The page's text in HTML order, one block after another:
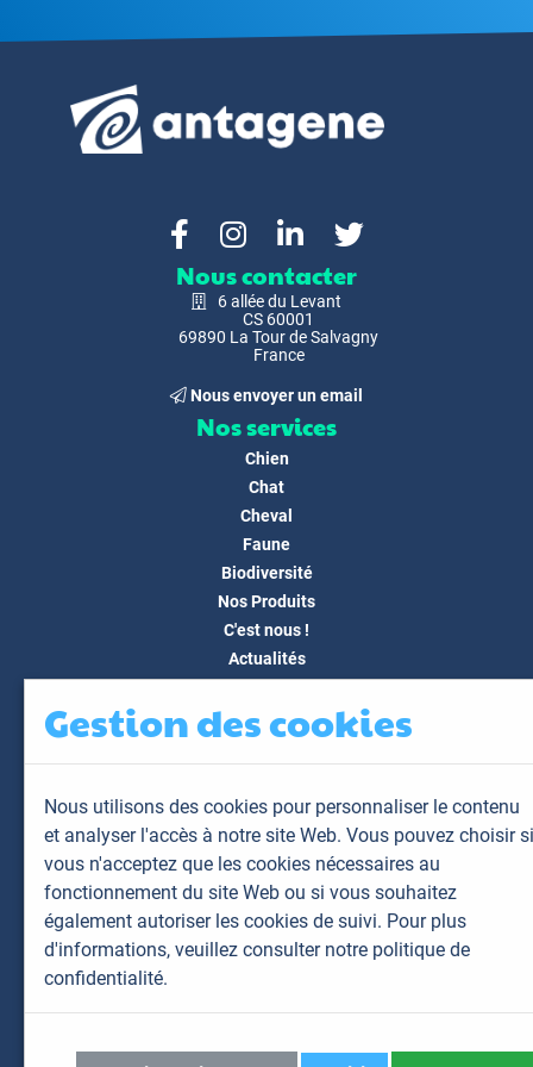
Nous contacter
6 allée du Levant
CS 60001
69890 La Tour de Salvagny
France
Nous envoyer un email
Nos services
Chien
Chat
Cheval
Faune
Biodiversité
Nos Produits
C'est nous !
Actualités
FAQ
Mon espace
Mes animaux
Mes résultats
Mes commandes
Mes factures
Gestion des cookies
Nous utilisons des cookies pour personnaliser le contenu
et analyser l'accès à notre site Web. Vous pouvez choisir si
vous n'acceptez que les cookies nécessaires au
fonctionnement du site Web ou si vous souhaitez
également autoriser les cookies de suivi. Pour plus
d'informations, veuillez consulter notre politique de
confidentialité.